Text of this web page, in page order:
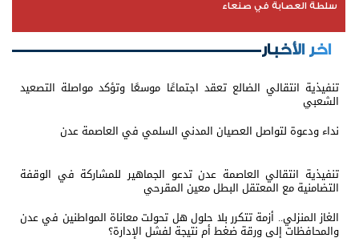
سلطة العصابة في صنعاء
اخر الأخبار
تنفيذية انتقالي الضالع تعقد اجتماعًا موسعًا وتؤكد مواصلة التصعيد
الشعبي
نداء ودعوة لتواصل العصيان المدني السلمي في العاصمة عدن
تنفيذية انتقالي العاصمة عدن تدعو الجماهير للمشاركة في الوقفة
التضامنية مع المعتقل البطل معين المقرحي
الغاز المنزلي.. أزمة تتكرر بلا حلول هل تحولت معاناة المواطنين في عدن
والمحافظات إلى ورقة ضغط أم نتيجة لفشل الإدارة؟